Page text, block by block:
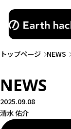
トップページ NEWS
NEWS
2025.09.08
清水 佑介